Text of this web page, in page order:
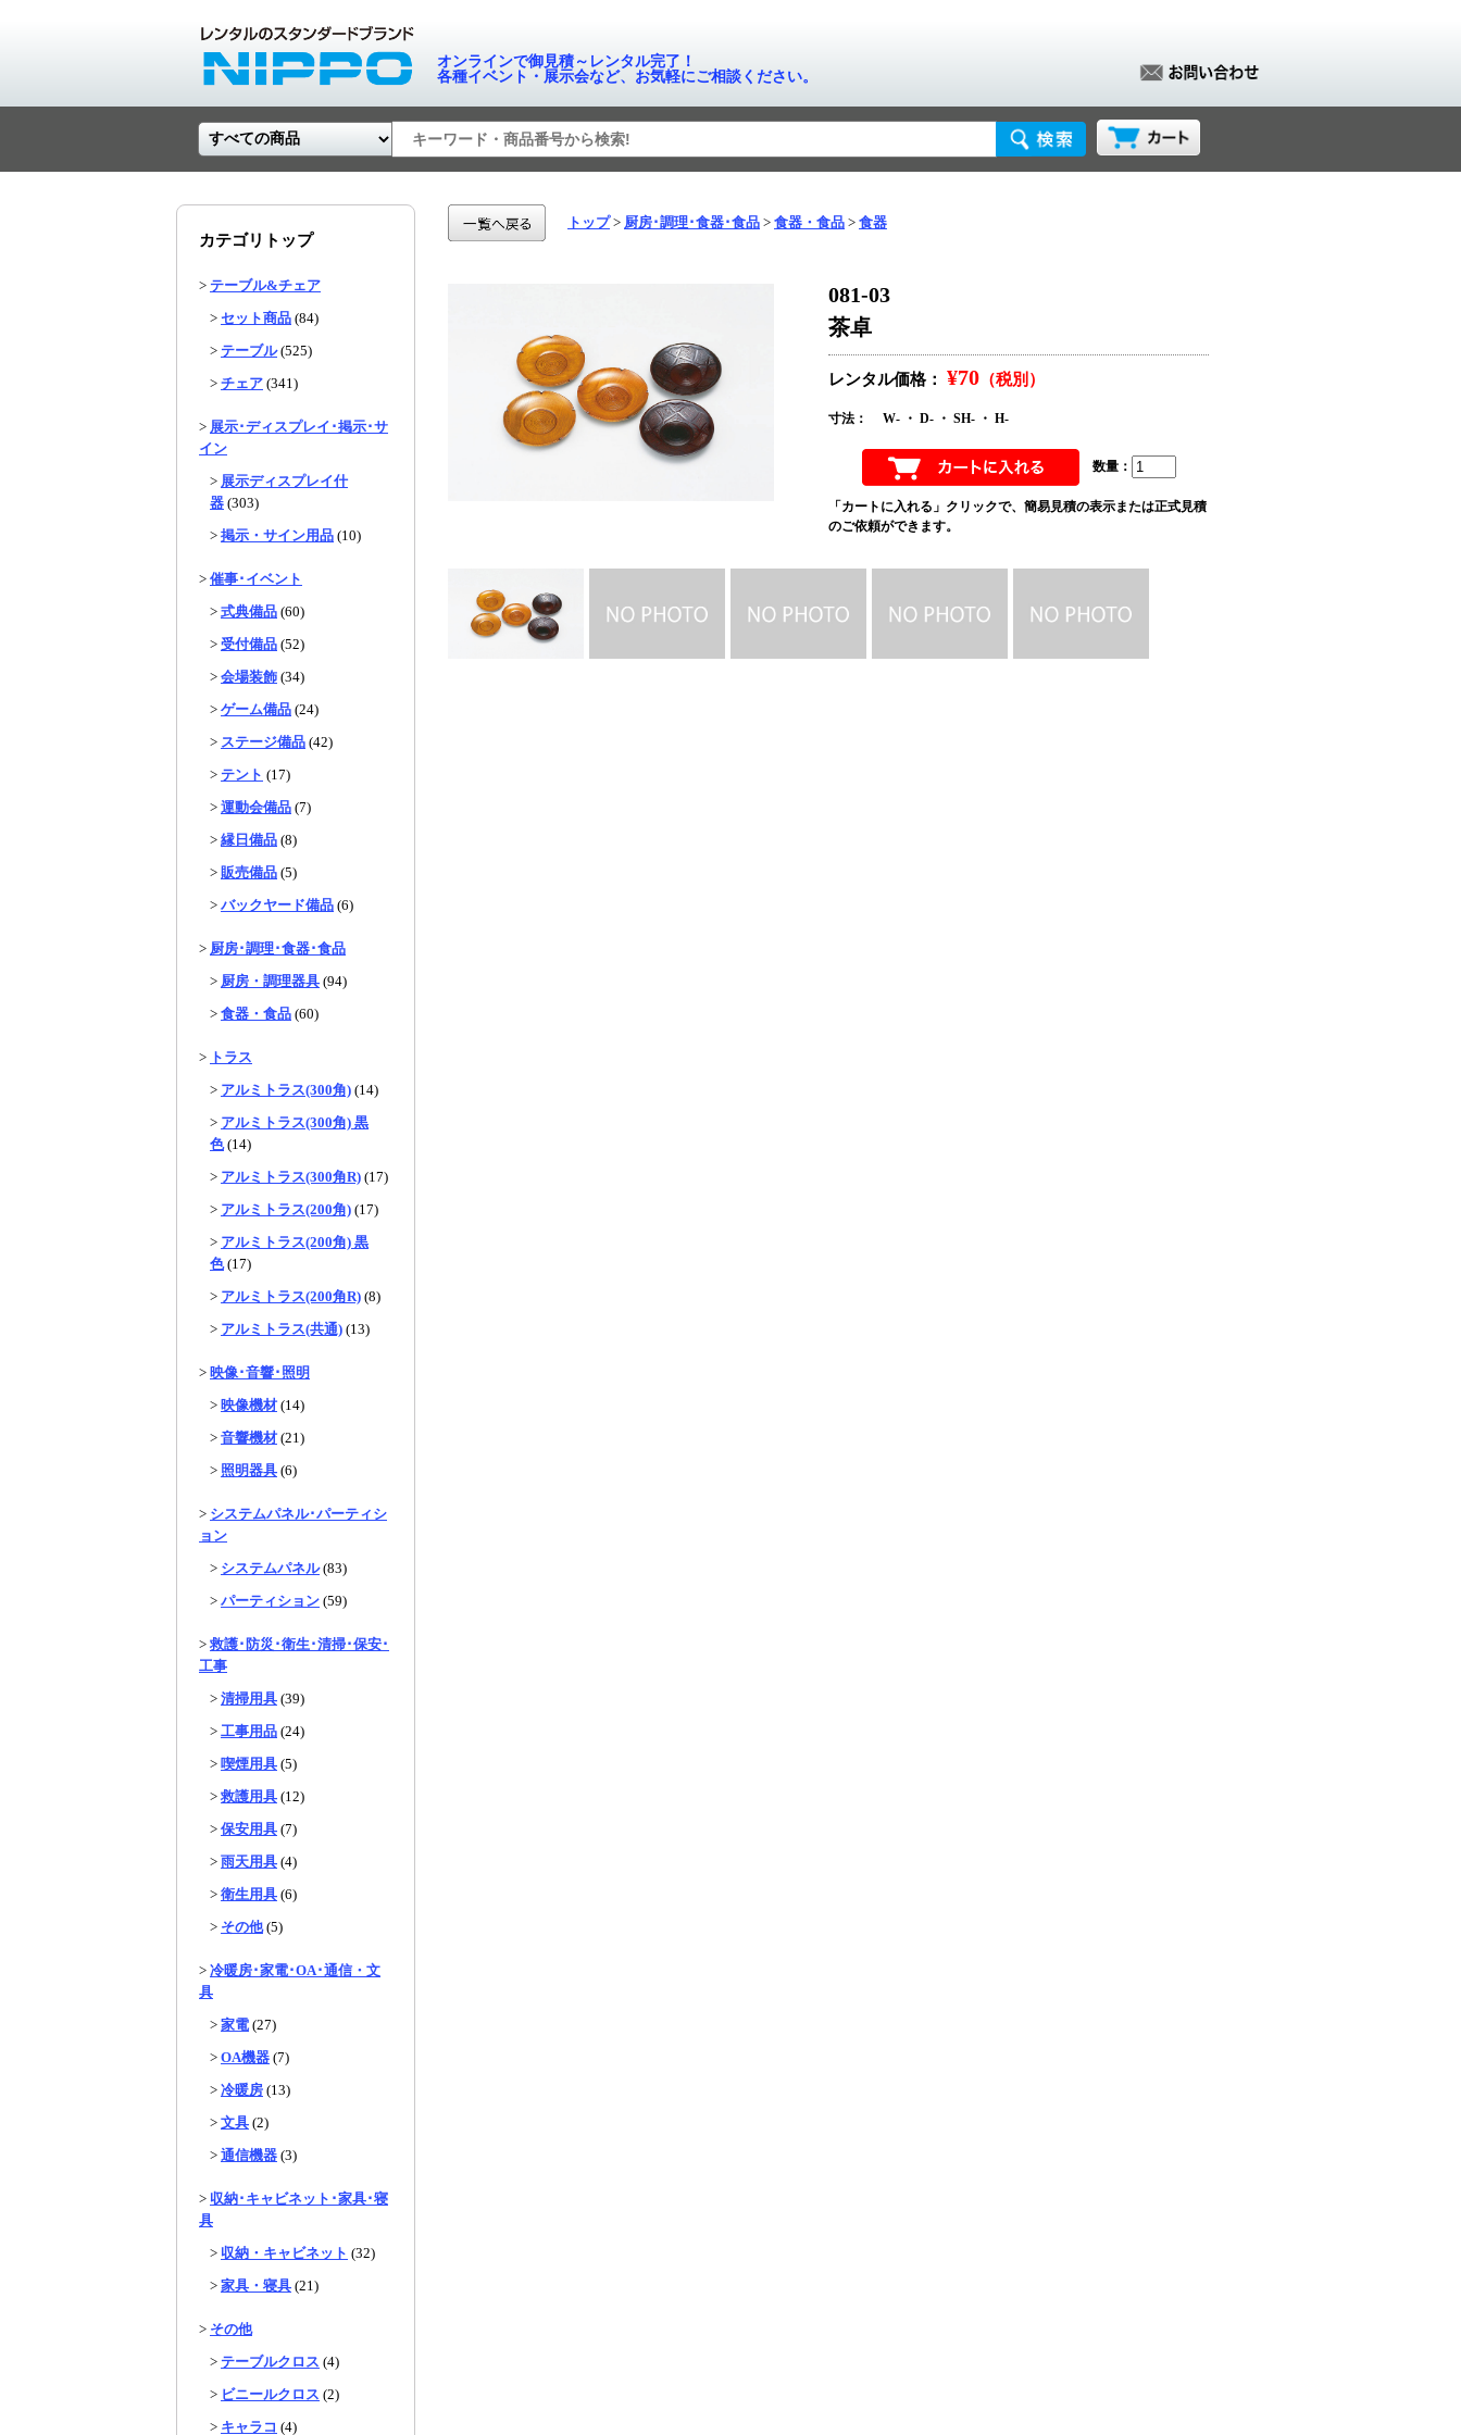
オンラインで御見積～レンタル完了！
各種イベント・展示会など、お気軽にご相談ください。
カテゴリトップ
> テーブル&チェア
> セット商品 (84)
> テーブル(525)
> チェア (341)
> 展示･ディスプレイ･掲示･サ
イン
> 展示ディスプレイ什
器 (303)
> 掲示・サイン用品 (10)
> 催事･イベント
> 式典備品 (60)
> 受付備品 (52)
> 会場装飾 (34)
> ゲーム備品 (24)
> ステージ備品 (42)
> テント (17)
> 運動会備品 (7)
> 縁日備品 (8)
> 販売備品 (5)
> バックヤード備品 (6)
> 厨房･調理･食器･食品
> 厨房・調理器具 (94)
> 食器・食品 (60)
> トラス
> アルミトラス(300角) (14)
> アルミトラス(300角) 黒
色(14)
> アルミトラス(300角R) (17)
> アルミトラス(200角) (17)
> アルミトラス(200角) 黒
色(17)
> アルミトラス(200角R) (8)
> アルミトラス(共通) (13)
> 映像･音響･照明
> 映像機材 (14)
> 音響機材 (21)
> 照明器具 (6)
> システムパネル･パーティシ
ョン
> システムパネル(83)
> パーティション (59)
> 救護･防災･衛生･清掃･保安･
工事
> 清掃用具 (39)
> 工事用品 (24)
> 喫煙用具 (5)
> 救護用具 (12)
> 保安用具 (7)
> 雨天用具 (4)
> 衛生用具 (6)
> その他(5)
> 冷暖房･家電･OA･通信・文
具
> 家電 (27)
> OA機器 (7)
> 冷暖房 (13)
> 文具 (2)
> 通信機器 (3)
> 収納･キャビネット･家具･寝
具
> 収納・キャビネット (32)
> 家具・寝具 (21)
> その他
> テーブルクロス (4)
> ビニールクロス (2)
> キャラコ (4)
トップ 厨房･調理･食器･食品 食器・食品 食器
081-03
茶卓
レンタル価格： ¥70 （税別）
寸法： W- ・ D- ・ SH- ・ H-
数量：
「カートに入れる」クリックで、簡易見積の表示または正式見積
のご依頼ができます。